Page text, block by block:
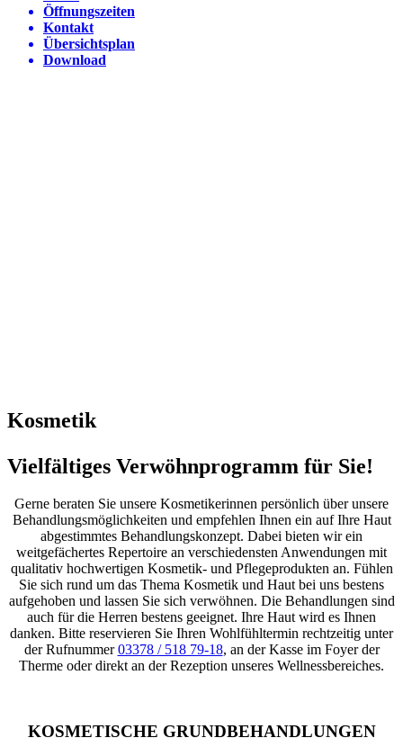
Öffnungszeiten
Kontakt
Übersichtsplan
Download
Kosmetik
Vielfältiges Verwöhnprogramm für Sie!
Gerne beraten Sie unsere Kosmetikerinnen persönlich über unsere
Behandlungsmöglichkeiten und empfehlen Ihnen ein auf Ihre Haut
abgestimmtes Behandlungskonzept. Dabei bieten wir ein
weitgefächertes Repertoire an verschiedensten Anwendungen mit
qualitativ hochwertigen Kosmetik- und Pflegeprodukten an. Fühlen
Sie sich rund um das Thema Kosmetik und Haut bei uns bestens
aufgehoben und lassen Sie sich verwöhnen. Die Behandlungen sind
auch für die Herren bestens geeignet. Ihre Haut wird es Ihnen
danken. Bitte reservieren Sie Ihren Wohlfühltermin rechtzeitig unter
der Rufnummer03378 / 518 79-18, an der Kasse im Foyer der
Therme oder direkt an der Rezeption unseres Wellnessbereiches.
KOSMETISCHE GRUNDBEHANDLUNGEN